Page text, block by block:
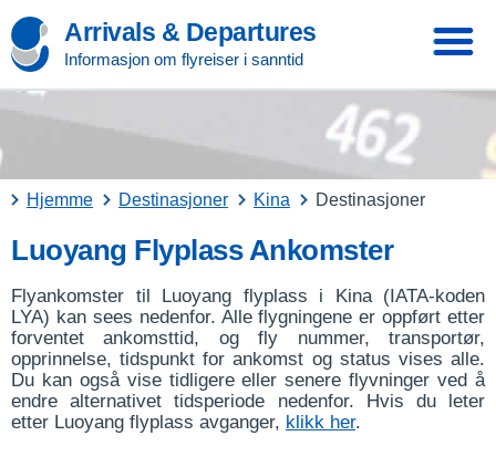
Arrivals & Departures
Informasjon om flyreiser i sanntid
Hjemme Destinasjoner Kina Destinasjoner
Luoyang Flyplass Ankomster
Flyankomster til Luoyang flyplass i Kina (IATA-koden
LYA) kan sees nedenfor. Alle flygningene er oppført etter
forventet ankomsttid, og fly nummer, transportør,
opprinnelse, tidspunkt for ankomst og status vises alle.
Du kan også vise tidligere eller senere flyvninger ved å
endre alternativet tidsperiode nedenfor. Hvis du leter
etter Luoyang flyplass avganger, klikk her.